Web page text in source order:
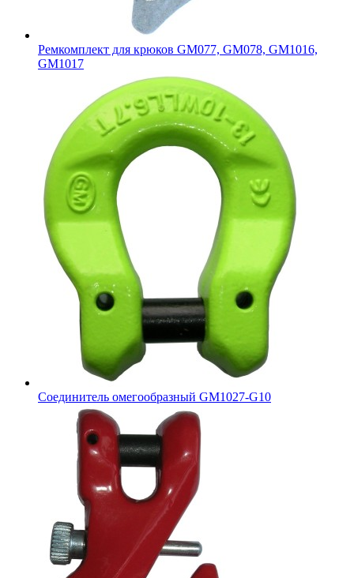
Ремкомплект для крюков GM077, GM078, GM1016,
GM1017
Соединитель омегообразный GM1027-G10